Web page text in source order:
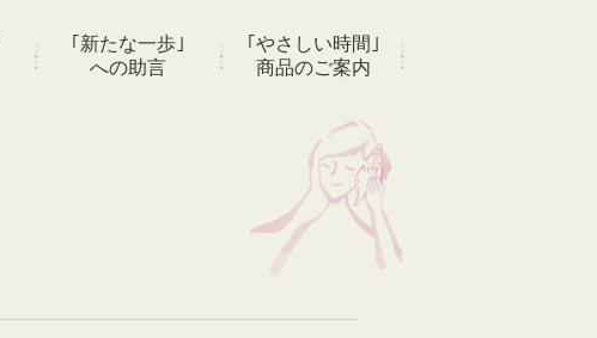
｢新たな一歩｣
への助言
｢やさしい時間｣
商品のご案内